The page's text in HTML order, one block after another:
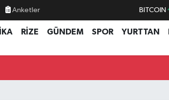
Anketler BITCOIN
GRAM ALTIN
RİZE GÜNDEM SPOR YURTTAN